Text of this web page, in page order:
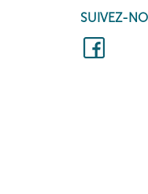
SUIVEZ-